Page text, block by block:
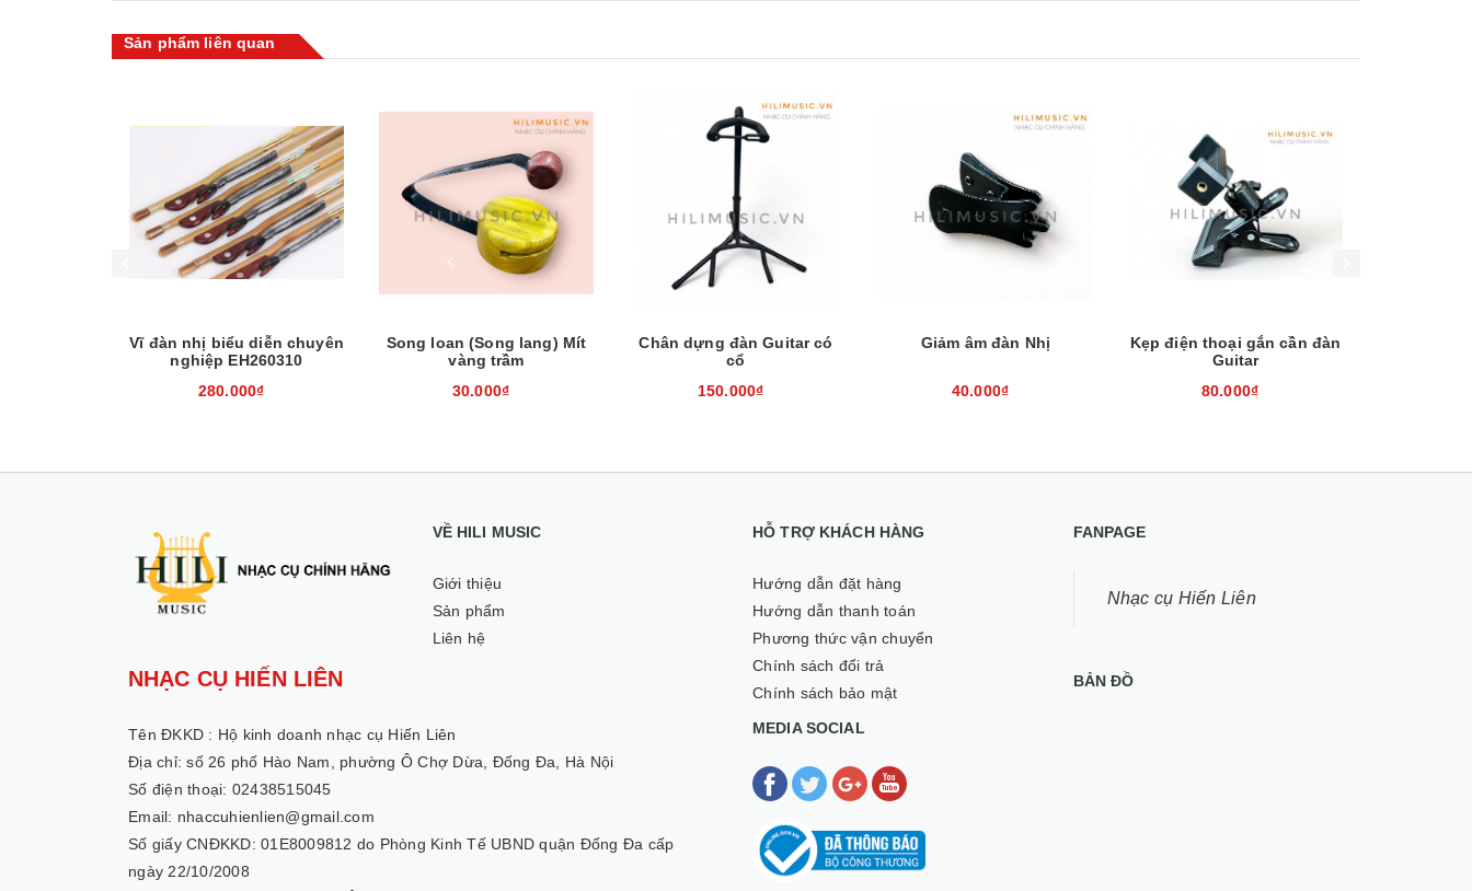
Sản phẩm liên quan
Vĩ đàn nhị biểu diễn chuyên
nghiệp EH260310
280.000₫
Xem nhanh
Song loan (Song lang) Mít
vàng trầm
30.000₫
Mua hàng
Chân dựng đàn Guitar có
cổ
150.000₫
Mua hàng
Giảm âm đàn Nhị
40.000₫
Kẹp điện thoại gắn cần đàn
Guitar
80.000₫
VỀ HILI MUSIC
Giới thiệu
Sản phẩm
Liên hệ
NHẠC CỤ HIẾN LIÊN
Tên ĐKKD : Hộ kinh doanh nhạc cụ Hiến Liên
Địa chỉ: số 26 phố Hào Nam, phường Ô Chợ Dừa, Đống Đa, Hà Nội
Số điện thoại: 02438515045
Email: nhaccuhienlien@gmail.com
Số giấy CNĐKKD: 01E8009812 do Phòng Kinh Tế UBND quận Đống Đa cấp
ngày 22/10/2008
HỖ TRỢ KHÁCH HÀNG
Hướng dẫn đặt hàng
Hướng dẫn thanh toán
Phương thức vận chuyển
Chính sách đổi trả
Chính sách bảo mật
MEDIA SOCIAL
FANPAGE
Nhạc cụ Hiến Liên
BẢN ĐỒ